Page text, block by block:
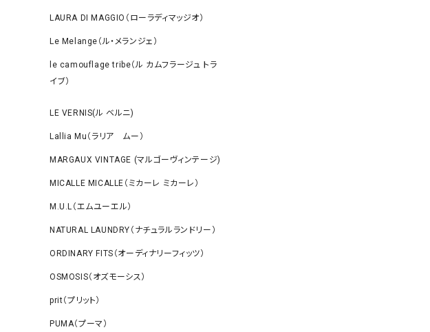
LAURA DI MAGGIO（ローラディマッジオ）
Le Melange（ル・メランジェ）
le camouflage tribe（ル カムフラージュ トラ
イブ）
LE VERNIS(ル ベルニ)
Lallia Mu（ラリア ムー）
MARGAUX VINTAGE (マルゴーヴィンテージ)
MICALLE MICALLE（ミカーレ ミカーレ）
M.U.L（エムユーエル）
NATURAL LAUNDRY（ナチュラルランドリー）
ORDINARY FITS（オーディナリーフィッツ）
OSMOSIS（オズモーシス）
prit（プリット）
PUMA（プーマ）